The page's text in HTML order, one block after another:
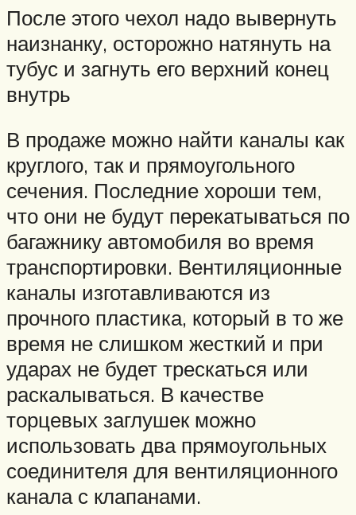
После этого чехол надо вывернуть
наизнанку, осторожно натянуть на
тубус и загнуть его верхний конец
внутрь
В продаже можно найти каналы как
круглого, так и прямоугольного
сечения. Последние хороши тем,
что они не будут перекатываться по
багажнику автомобиля во время
транспортировки. Вентиляционные
каналы изготавливаются из
прочного пластика, который в то же
время не слишком жесткий и при
ударах не будет трескаться или
раскалываться. В качестве
торцевых заглушек можно
использовать два прямоугольных
соединителя для вентиляционного
канала с клапанами.